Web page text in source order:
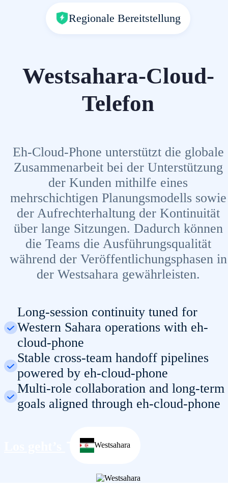
Regionale Bereitstellung
Westsahara-Cloud-
Telefon
Eh-Cloud-Phone unterstützt die globale
Zusammenarbeit bei der Unterstützung
der Kunden mithilfe eines
mehrschichtigen Planungsmodells sowie
der Aufrechterhaltung der Kontinuität
über lange Sitzungen. Dadurch können
die Teams die Ausführungsqualität
während der Veröffentlichungsphasen in
der Westsahara gewährleisten.
Long-session continuity tuned for
Western Sahara operations with eh-
cloud-phone
Stable cross-team handoff pipelines
powered by eh-cloud-phone
Multi-role collaboration and long-term
goals aligned through eh-cloud-phone
Westsahara